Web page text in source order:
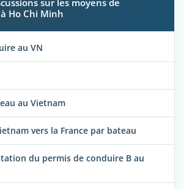
sur les moyens de
Ho Chi Minh
au VN
au Vietnam
vers la France par bateau
du permis de conduire B au